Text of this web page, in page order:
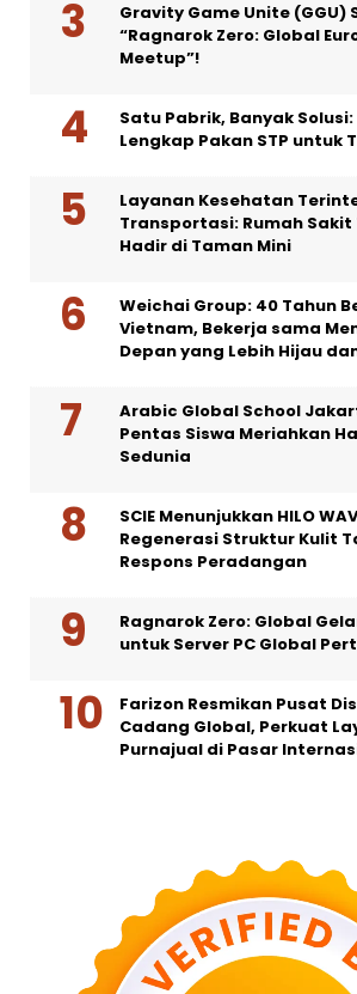
Gravity Game Unite (GGU)
“Ragnarok Zero: Global
Meetup”!
Satu Pabrik, Banyak
Lengkap Pakan STP untuk
Layanan Kesehatan
Transportasi: Rumah Sakit
Hadir di Taman Mini
Weichai Group: 40 Tahun
Vietnam, Bekerja sama
Depan yang Lebih Hijau
Arabic Global School
Pentas Siswa Meriahkan
Sedunia
SCIE Menunjukkan HILO
Regenerasi Struktur Kulit
Respons Peradangan
Ragnarok Zero: Global
untuk Server PC Global
Farizon Resmikan Pusat
Cadang Global, Perkuat
Purnajual di Pasar